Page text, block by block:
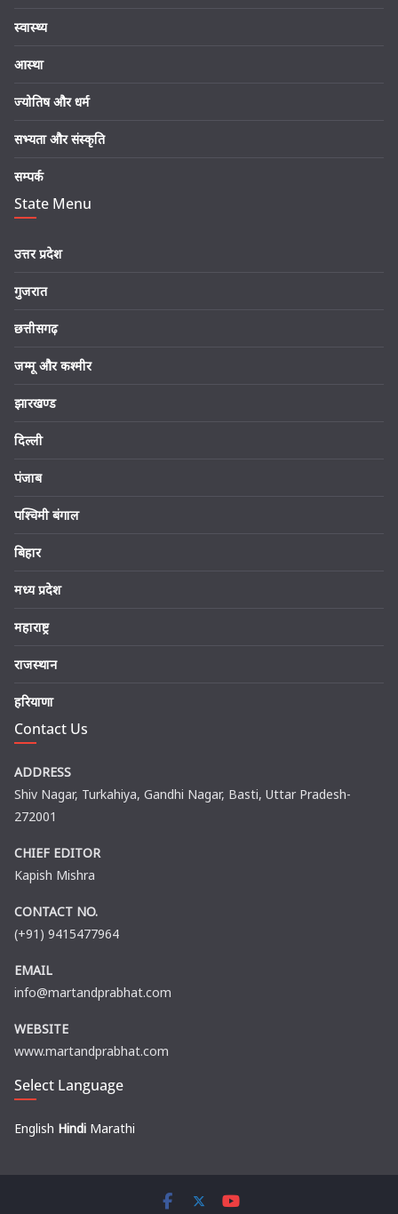
स्वास्थ्य
आस्था
ज्योतिष और धर्म
सभ्यता और संस्कृति
सम्पर्क
State Menu
उत्तर प्रदेश
गुजरात
छत्तीसगढ़
जम्मू और कश्मीर
झारखण्ड
दिल्ली
पंजाब
पश्चिमी बंगाल
बिहार
मध्य प्रदेश
महाराष्ट्र
राजस्थान
हरियाणा
Contact Us
ADDRESS
Shiv Nagar, Turkahiya, Gandhi Nagar, Basti, Uttar Pradesh-
272001
CHIEF EDITOR
Kapish Mishra
CONTACT NO.
(+91) 9415477964
EMAIL
info@martandprabhat.com
WEBSITE
www.martandprabhat.com
Select Language
English Hindi Marathi